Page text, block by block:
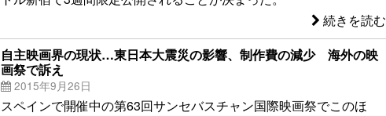
続きを読む
自主映画界の現状…東日本大震災の影響、制作費の減少 海外の映
画祭で訴え
2015年9月26日
スペインで開催中の第63回サンセバスチャン国際映画祭でこのほ